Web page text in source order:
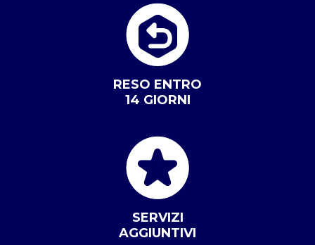
RESO ENTRO
14 GIORNI
SERVIZI
AGGIUNTIVI